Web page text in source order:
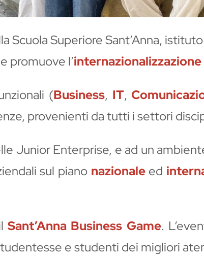
Scuola Superiore Sant’Anna,
e promuove l’internazionalizzazione
(Business, IT,
provenienti da tutti i settori
Junior Enterprise, e ad un
sul piano nazionaleed
Sant’Anna Business Game.
e studenti dei migliori